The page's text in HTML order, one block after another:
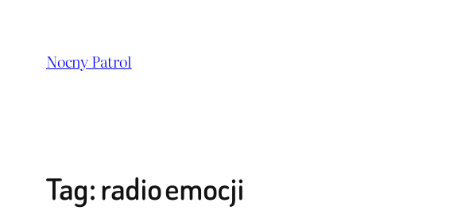
Nocny Patrol
Tag:radio emocji